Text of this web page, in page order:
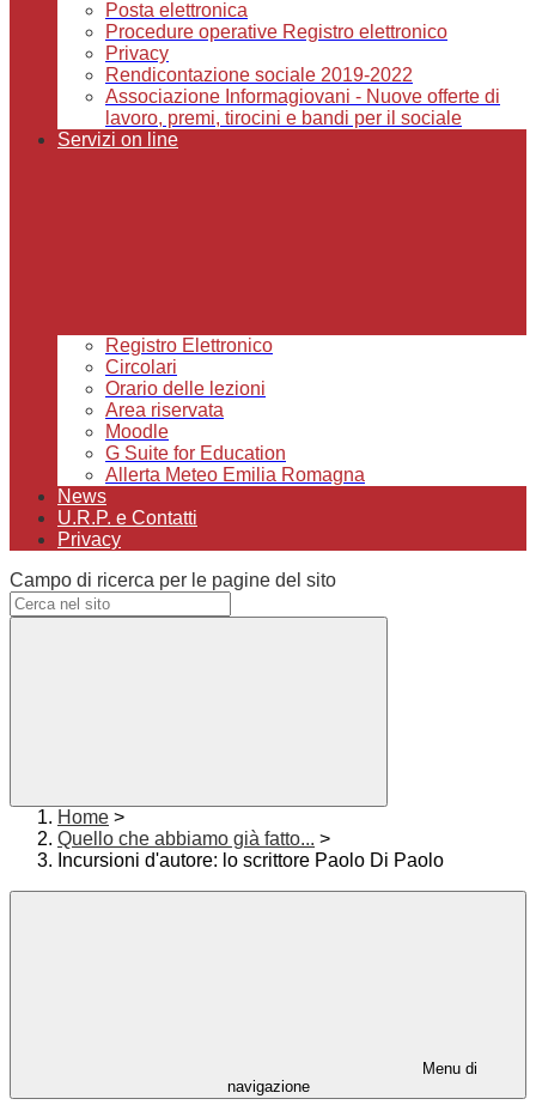
Posta elettronica
Procedure operative Registro elettronico
Privacy
Rendicontazione sociale 2019-2022
Associazione Informagiovani - Nuove offerte di
lavoro, premi, tirocini e bandi per il sociale
Servizi on line
Registro Elettronico
Circolari
Orario delle lezioni
Area riservata
Moodle
G Suite for Education
Allerta Meteo Emilia Romagna
News
U.R.P. e Contatti
Privacy
Campo di ricerca per le pagine del sito
Home >
Quello che abbiamo già fatto... >
Incursioni d'autore: lo scrittore Paolo Di Paolo
Menu di
navigazione